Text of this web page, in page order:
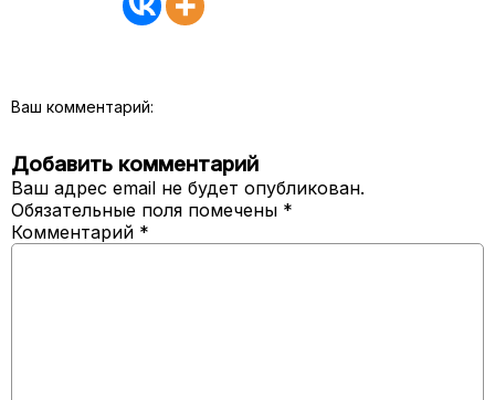
Ваш комментарий:
Добавить комментарий
Ваш адрес email не будет опубликован.
Обязательные поля помечены *
Комментарий *